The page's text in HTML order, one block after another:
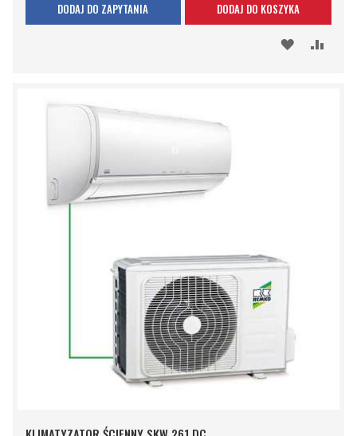
DODAJ DO KOSZYKA
DODAJ DO ZAPYTANIA
DODAJ